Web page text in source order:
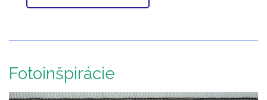
Fotoinšpirácie